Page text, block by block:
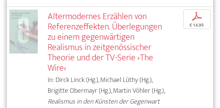
Altermodernes Erzählen von
Referenzeffekten. Überlegungen
zu einem gegenwärtigen
Realismus in zeitgenössischer
Theorie und der TV-Serie ›The
Wire‹
In: Dirck Linck (Hg.), Michael Lüthy (Hg.),
Brigitte Obermayr (Hg.), Martin Vöhler (Hg.),
Realismus in den Künsten der Gegenwart
p
€ 14,95